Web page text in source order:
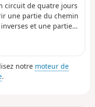
circuit de quatre jours
une partie du chemin
et une partie
bord de routes (peu
notre moteur de
.